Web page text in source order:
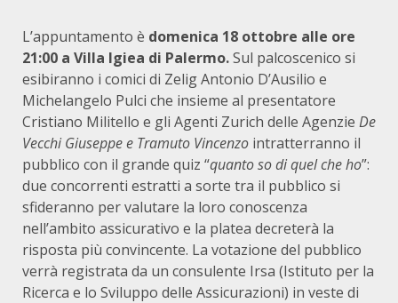
L’appuntamento è domenica 18 ottobre alle ore
21:00 a Villa Igiea di Palermo.Sul palcoscenico si
esibiranno i comici di Zelig Antonio D’Ausilio e
Michelangelo Pulci che insieme al presentatore
Cristiano Militello e gli Agenti Zurich delle Agenzie De
Vecchi Giuseppe e Tramuto Vincenzo intratterranno il
pubblico con il grande quiz “quanto so di quel che ho”:
due concorrenti estratti a sorte tra il pubblico si
sfideranno per valutare la loro conoscenza
nell’ambito assicurativo e la platea decreterà la
risposta più convincente. La votazione del pubblico
verrà registrata da un consulente Irsa (Istituto per la
Ricerca e lo Sviluppo delle Assicurazioni) in veste di